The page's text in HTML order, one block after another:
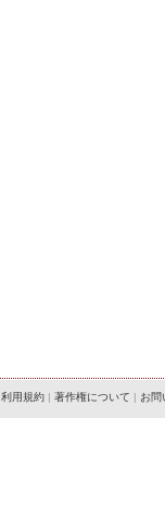
利用規約 | 著作権について | お問